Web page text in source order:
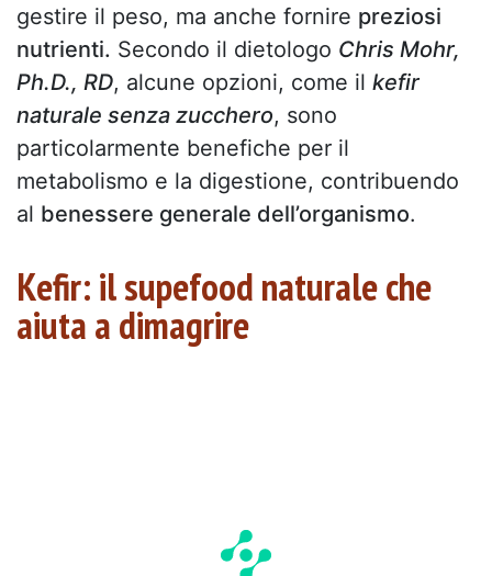
gestire il peso, ma anche fornire preziosi
nutrienti. Secondo il dietologo Chris Mohr,
Ph.D., RD, alcune opzioni, come il kefir
naturale senza zucchero, sono
particolarmente benefiche per il
metabolismo e la digestione, contribuendo
al benessere generale dell’organismo.
Kefir: il supefood naturale che
aiuta a dimagrire